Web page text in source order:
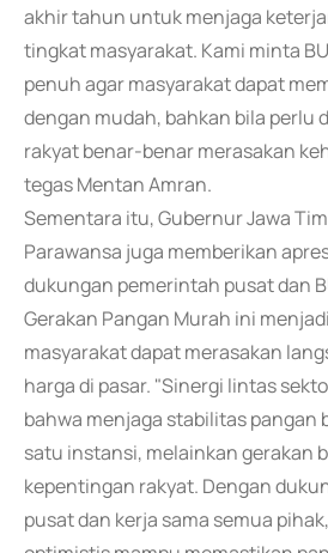
akhir tahun untuk menjaga
tingkat masyarakat. Kami minta
penuh agar masyarakat dapat
dengan mudah, bahkan bila perlu
rakyat benar-benar merasakan
tegas Mentan Amran.
Sementara itu, Gubernur Jawa
Parawansa juga memberikan
dukungan pemerintah pusat dan
Gerakan Pangan Murah ini
masyarakat dapat merasakan
harga di pasar. "Sinergi lintas
bahwa menjaga stabilitas pangan
satu instansi, melainkan gerakan
kepentingan rakyat. Dengan
pusat dan kerja sama semua